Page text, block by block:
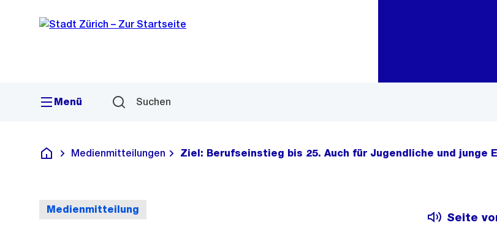
Navigation
Sprunglink
Menü Suchen
Deutsch
Medienmitteilungen Ziel: Berufseinstieg bis 25. Auch für Jugendliche und junge
Medienmitteilung
Seite